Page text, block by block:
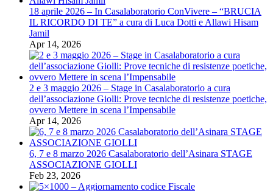
18 aprile 2026 – In Casalaboratorio ConVivere – “BRUCIA
IL RICORDO DI TE” a cura di Luca Dotti e Allawi Hisam
Jamil
Apr 14, 2026
2 e 3 maggio 2026 – Stage in Casalaboratorio a cura
dell’associazione Giolli: Prove tecniche di resistenze poetiche,
ovvero Mettere in scena l’Impensabile
Apr 14, 2026
6, 7 e 8 marzo 2026 Casalaboratorio dell’Asinara STAGE
ASSOCIAZIONE GIOLLI
Feb 23, 2026